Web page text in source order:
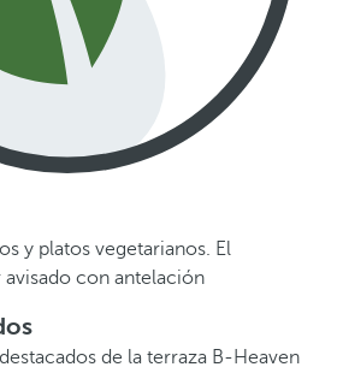
y platos vegetarianos. El
avisado con antelación
de la terraza B-Heaven